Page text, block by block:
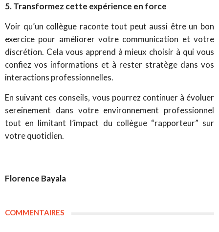
5. Transformez cette expérience en force
Voir qu’un collègue raconte tout peut aussi être un bon
exercice pour améliorer votre communication et votre
discrétion. Cela vous apprend à mieux choisir à qui vous
confiez vos informations et à rester stratège dans vos
interactions professionnelles.
En suivant ces conseils, vous pourrez continuer à évoluer
sereinement dans votre environnement professionnel
tout en limitant l’impact du collègue “rapporteur” sur
votre quotidien.
Florence Bayala
COMMENTAIRES